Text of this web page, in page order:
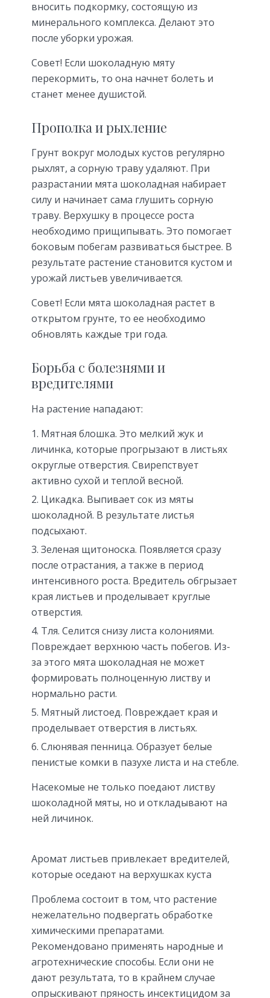
вносить подкормку, состоящую из
минерального комплекса. Делают это
после уборки урожая.
Совет! Если шоколадную мяту
перекормить, то она начнет болеть и
станет менее душистой.
Прополка и рыхление
Грунт вокруг молодых кустов регулярно
рыхлят, а сорную траву удаляют. При
разрастании мята шоколадная набирает
силу и начинает сама глушить сорную
траву. Верхушку в процессе роста
необходимо прищипывать. Это помогает
боковым побегам развиваться быстрее. В
результате растение становится кустом и
урожай листьев увеличивается.
Совет! Если мята шоколадная растет в
открытом грунте, то ее необходимо
обновлять каждые три года.
Борьба с болезнями и
вредителями
На растение нападают:
Мятная блошка. Это мелкий жук и
личинка, которые прогрызают в листьях
округлые отверстия. Свирепствует
активно сухой и теплой весной.
Цикадка. Выпивает сок из мяты
шоколадной. В результате листья
подсыхают.
Зеленая щитоноска. Появляется сразу
после отрастания, а также в период
интенсивного роста. Вредитель обгрызает
края листьев и проделывает круглые
отверстия.
Тля. Селится снизу листа колониями.
Повреждает верхнюю часть побегов. Из-
за этого мята шоколадная не может
формировать полноценную листву и
нормально расти.
Мятный листоед. Повреждает края и
проделывает отверстия в листьях.
Слюнявая пенница. Образует белые
пенистые комки в пазухе листа и на стебле.
Насекомые не только поедают листву
шоколадной мяты, но и откладывают на
ней личинок.
Аромат листьев привлекает вредителей,
которые оседают на верхушках куста
Проблема состоит в том, что растение
нежелательно подвергать обработке
химическими препаратами.
Рекомендовано применять народные и
агротехнические способы. Если они не
дают результата, то в крайнем случае
опрыскивают пряность инсектицидом за